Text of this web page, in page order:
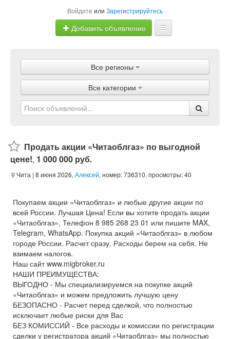
Войдите или Зарегистрируйтесь
Добавить объявление
Объявления
Магазины
Услуги
Все регионы
Все категории
Продать акции «Читаоблгаз» по выгодной
цене!, 1 000 000 руб.
Чита | 8 июня 2026, Алексей, номер: 736310, просмотры: 40
Покупаем акции «Читаоблгаз» и любые другие акции по
всей России. Лучшая Цена! Если вы хотите продать акции
«Читаоблгаз», Телефон 8 985 268 23 01 или пишите MAX,
Telegram, WhatsApp. Покупка акций «Читаоблгаз» в любом
городе России. Расчет сразу. Расходы берем на себя. Не
взимаем налогов.
Наш сайт www.migbroker.ru
НАШИ ПРЕИМУЩЕСТВА:
ВЫГОДНО - Мы специализируемся на покупке акций
«Читаоблгаз» и можем предложить лучшую цену
БЕЗОПАСНО - Расчет перед сделкой, что полностью
исключает любые риски для Вас
БЕЗ КОМИССИЙ - Все расходы и комиссии по регистрации
сделки у регистратора акций «Читаоблгаз» мы полностью